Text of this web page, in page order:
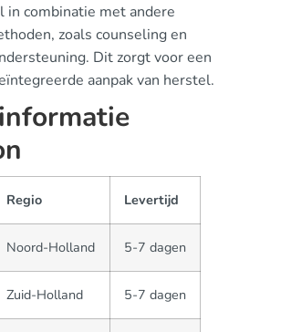
in combinatie met andere
zoals counseling en
Dit zorgt voor een
aanpak van herstel.
Regio Levertijd
Noord-Holland 5-7 dagen
Zuid-Holland 5-7 dagen